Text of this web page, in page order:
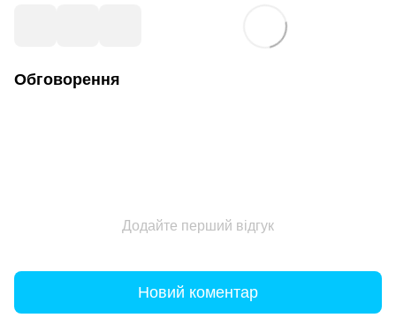
Обговорення
Додайте перший відгук
Новий коментар